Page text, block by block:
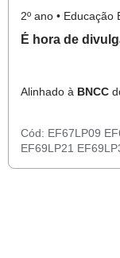
2º ano • Educação
É hora de
Alinhado à BNCC
Cód: EF67LP09
EF69LP21